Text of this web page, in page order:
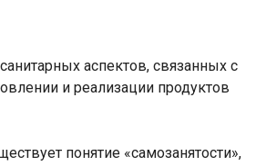
аспектов, связанных с
и реализации продуктов
понятие «самозанятости»,